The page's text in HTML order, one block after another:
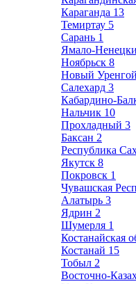
Караганда 13
Темиртау 5
Сарань 1
Ямало-
Ноябрьск 8
Новый Уренгой
Салехард 3
Кабардино-
Нальчик 10
Прохладный 3
Баксан 2
Республика
Якутск 8
Покровск 1
Чувашская
Алатырь 3
Ядрин 2
Шумерля 1
Костанайская
Костанай 15
Тобыл 2
Восточно-